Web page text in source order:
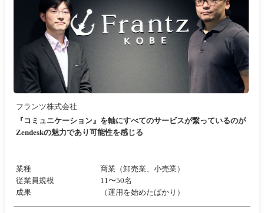
フランツ株式会社
『コミュニケーション』を軸にすべてのサービスが繋っているのが
Zendeskの魅力であり可能性を感じる
業種
商業（卸売業、小売業）
従業員規模
11〜50名
成果
（運用を始めたばかり）